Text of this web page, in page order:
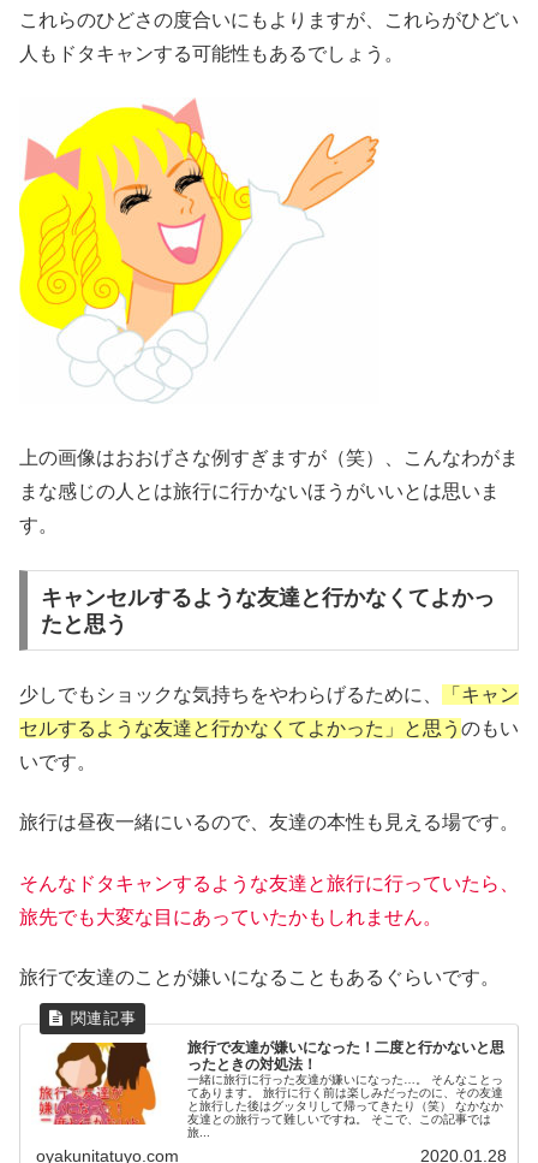
これらのひどさの度合いにもよりますが、これらがひどい
人もドタキャンする可能性もあるでしょう。
上の画像はおおげさな例すぎますが（笑）、こんなわがま
まな感じの人とは旅行に行かないほうがいいとは思いま
す。
キャンセルするような友達と行かなくてよかっ
たと思う
少しでもショックな気持ちをやわらげるために、
「キャン
セルするような友達と行かなくてよかった」と思う のもい
いです。
旅行は昼夜一緒にいるので、友達の本性も見える場です。
そんなドタキャンするような友達と旅行に行っていたら、
旅先でも大変な目にあっていたかもしれません。
旅行で友達のことが嫌いになることもあるぐらいです。
旅行で友達が嫌いになった！二度と行かないと思
ったときの対処法！
一緒に旅行に行った友達が嫌いになった…。 そんなことっ
てあります。 旅行に行く前は楽しみだったのに、その友達
と旅行した後はグッタリして帰ってきたり（笑） なかなか
友達との旅行って難しいですね。 そこで、この記事では
旅...
oyakunitatuyo.com 2020.01.28